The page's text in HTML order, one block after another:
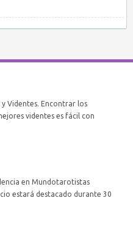
Videntes. Encontrar los
videntes es fácil con
en Mundotarotistas
estará destacado durante 30